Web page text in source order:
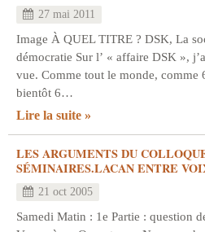
27 mai 2011
Image À QUEL TITRE ? DSK, La
démocratie Sur l’ « affaire DSK »,
vue. Comme tout le monde, comme
bientôt 6…
Lire la suite
LES ARGUMENTS DU
SÉMINAIRES.LACAN ENTRE
21 oct 2005
Samedi Matin : 1e Partie : question